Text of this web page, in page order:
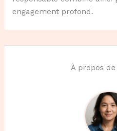
engagement profond.
À propos